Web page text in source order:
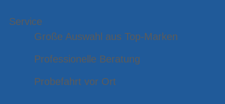
Service
Große Auswahl aus Top-Marken
Professionelle Beratung
Probefahrt vor Ort